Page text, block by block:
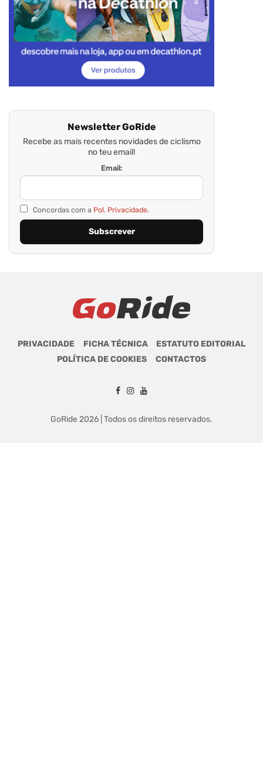
Newsletter GoRide
Recebe as mais recentes novidades de ciclismo
no teu email!
Email:
Concordas com a Pol. Privacidade.
PRIVACIDADE FICHA TÉCNICA
ESTATUTO EDITORIAL
POLÍTICA DE COOKIES
CONTACTOS
GoRide 2026 | Todos os direitos reservados.